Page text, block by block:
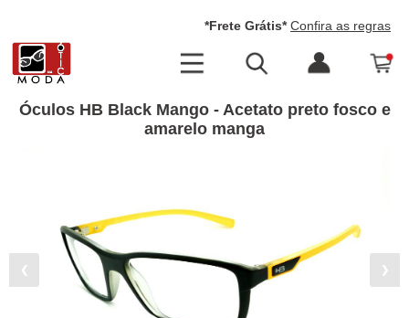
*Frete Grátis* Confira as regras
Óculos HB Black Mango - Acetato preto fosco e
amarelo manga
❮ ❯